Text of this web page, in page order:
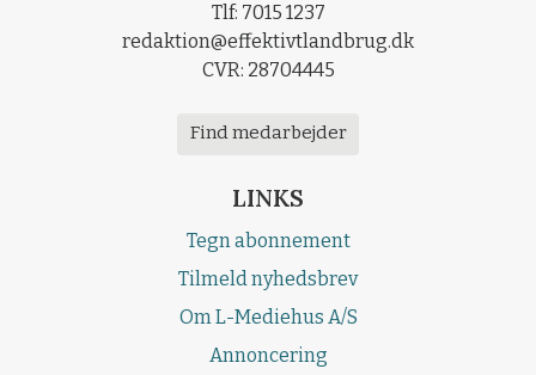
Tlf: 7015 1237
redaktion@effektivtlandbrug.dk
CVR: 28704445
Find medarbejder
LINKS
Tegn abonnement
Tilmeld nyhedsbrev
Om L-Mediehus A/S
Annoncering